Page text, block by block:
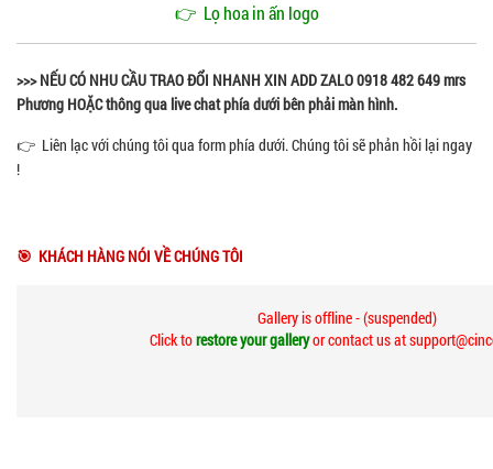
👉 Lọ hoa in ấn logo
>>> NẾU CÓ NHU CẦU TRAO ĐỔI NHANH XIN ADD ZALO 0918 482 649 mrs
Phương HOẶC thông qua live chat phía dưới bên phải màn hình.
👉 Liên lạc với chúng tôi qua form phía dưới. Chúng tôi sẽ phản hồi lại ngay
!
🎯 KHÁCH HÀNG NÓI VỀ CHÚNG TÔI
Gallery is offline - (suspended)
Click torestore your galleryor contact us at